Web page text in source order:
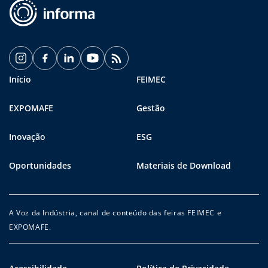
Início FEIMEC
EXPOMAFE Gestão
Inovação ESG
Oportunidades Materiais de Download
A Voz da Indústria, canal de conteúdo das feiras FEIMEC e
EXPOMAFE.